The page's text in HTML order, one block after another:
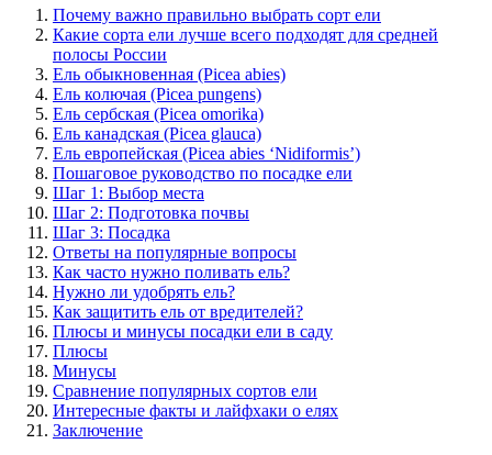
Почему важно правильно выбрать сорт ели
Какие сорта ели лучше всего подходят для средней
полосы России
Ель обыкновенная (Picea abies)
Ель колючая (Picea pungens)
Ель сербская (Picea omorika)
Ель канадская (Picea glauca)
Ель европейская (Picea abies ‘Nidiformis’)
Пошаговое руководство по посадке ели
Шаг 1: Выбор места
Шаг 2: Подготовка почвы
Шаг 3: Посадка
Ответы на популярные вопросы
Как часто нужно поливать ель?
Нужно ли удобрять ель?
Как защитить ель от вредителей?
Плюсы и минусы посадки ели в саду
Плюсы
Минусы
Сравнение популярных сортов ели
Интересные факты и лайфхаки о елях
Заключение